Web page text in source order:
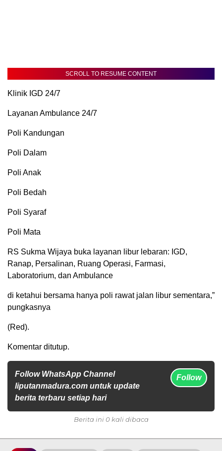
SCROLL TO RESUME CONTENT
Klinik IGD 24/7
Layanan Ambulance 24/7
Poli Kandungan
Poli Dalam
Poli Anak
Poli Bedah
Poli Syaraf
Poli Mata
RS Sukma Wijaya buka layanan libur lebaran: IGD,
Ranap, Persalinan, Ruang Operasi, Farmasi,
Laboratorium, dan Ambulance
di ketahui bersama hanya poli rawat jalan libur sementara,”
pungkasnya
(Red).
Komentar ditutup.
Follow WhatsApp Channel
liputanmadura.com untuk update
berita terbaru setiap hari
Follow
Berita ini 0 kali dibaca